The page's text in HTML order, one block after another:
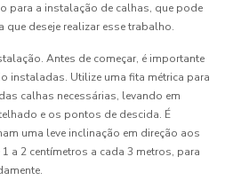
para a instalação de calhas, que pode
deseje realizar esse trabalho.
Antes de começar, é importante
instaladas. Utilize uma fita métrica para
calhas necessárias, levando em
e os pontos de descida. É
uma leve inclinação em direção aos
a 2 centímetros a cada 3 metros, para